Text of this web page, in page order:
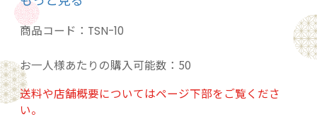
「大阪に遊びに行った気分になった!!」
などのお声をいただきました。
商品コード： TSN-10
お一人様あたりの購入可能数：50
送料や店舗概要についてはページ下部をご覧くださ
い。